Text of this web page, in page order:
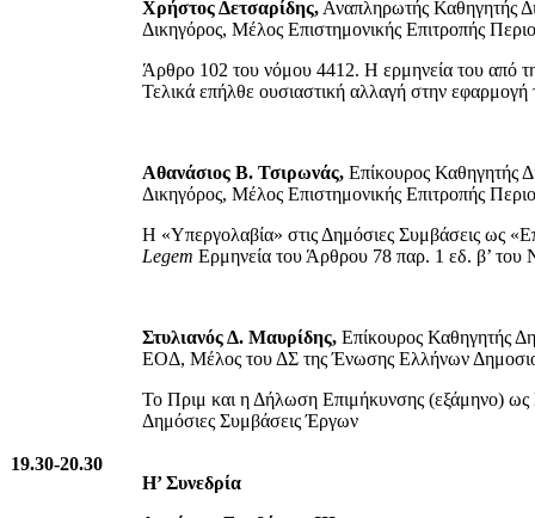
Χρήστος Δετσαρίδης, Αναπληρωτής Καθηγητής
Δικηγόρος, Μέλος Επιστημονικής Επιτροπής
Άρθρο 102 του νόμου 4412. H ερμηνεία του από
Τελικά επήλθε ουσιαστική αλλαγή στην
Αθανάσιος Β. Τσιρωνάς, Επίκουρος Καθηγητής
Δικηγόρος, Μέλος Επιστημονικής Επιτροπής
Η «Υπεργολαβία» στις Δημόσιες Συμβάσεις ως
Legem Ερμηνεία του Άρθρου 78 παρ. 1 εδ. β’ του
Στυλιανός Δ. Μαυρίδης, Επίκουρος Καθηγητής
ΕΟΔ, Μέλος του ΔΣ της Ένωσης Ελλήνων
Το Πριμ και η Δήλωση Επιμήκυνσης (εξάμηνο) ως
Δημόσιες Συμβάσεις Έργων
19.30-20.30
Η’ Συνεδρία